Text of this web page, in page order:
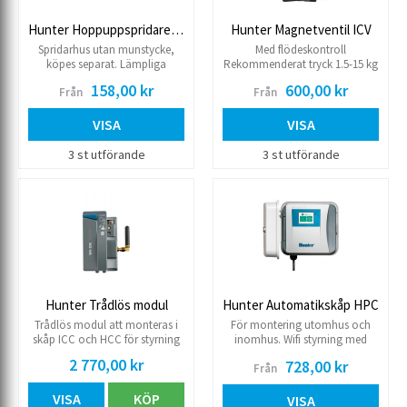
Hunter Hoppuppspridare PRS40
Spridarhus utan munstycke,
köpes separat. Lämpliga
mellan 1.0-7.0 kg Tryckreglerad
2,8 kg Levereras utan
munstycke Inbyggd backventil
Från 158,00 kr
VISA
3 st utförande
Hunter Magnetventil ICV
Med flödeskontroll
Rekommenderat tryck 1.5-15 kg
Från 600,00 kr
VISA
3 st utförande
Hunter Trådlös modul
Trådlös modul att monteras i
skåp ICC och HCC för styrning
2 770,00 kr
VISA KÖP
Hunter Automatikskåp HPC
För montering utomhus och
inomhus. Wifi styrning med
Antal program 6 st Starttider per
program 6 st Max drifttid/kanal
24 timmar Utbyggbar till max
Från 728,00 kr
VISA